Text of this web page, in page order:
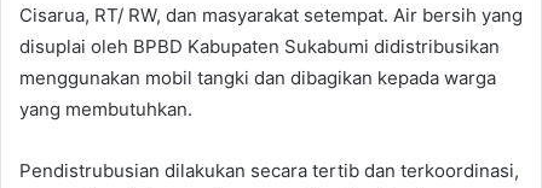
Cisarua, RT/ RW, dan masyarakat setempat. Air bersih yang
disuplai oleh BPBD Kabupaten Sukabumi didistribusikan
menggunakan mobil tangki dan dibagikan kepada warga
yang membutuhkan.
Pendistrubusian dilakukan secara tertib dan terkoordinasi,